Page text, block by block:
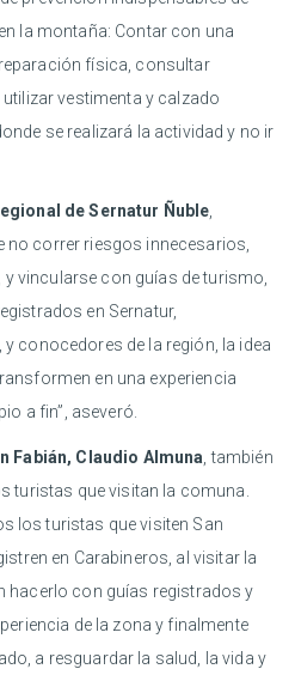
la montaña: Contar con una
física, consultar
vestimenta y calzado
se realizará la actividad y no ir
de Sernatur Ñuble
no correr riesgos innecesarios,
vincularse con guías de turismo,
en Sernatur,
conocedores de la región, la idea
en una experiencia
a fin”, aseveró.
Fabián, Claudio Almuna , también
turistas que visitan la comuna.
los turistas que visiten San
en Carabineros, al visitar la
hacerlo con guías registrados y
de la zona y finalmente
a resguardar la salud, la vida y